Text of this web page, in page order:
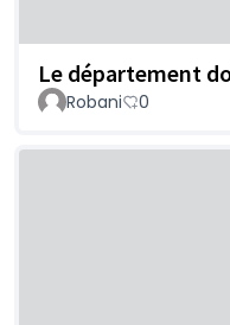
Le département
Robani 0